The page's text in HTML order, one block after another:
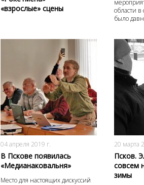
«взрослые» сцены
области в
было
04 апреля 2019 г.
В Пскове появилась
«Медианаковальня»
Место для настоящих дискуссий
3385
0
20 марта
Псков.
совсем
зимы